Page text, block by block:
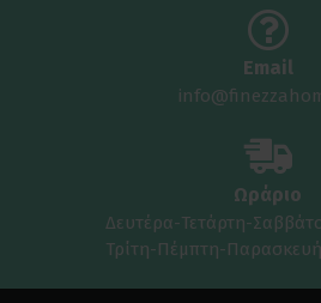
Email
Ωράριο
Δευτέρα-Τετάρτη-
Τρίτη-Πέμπτη-